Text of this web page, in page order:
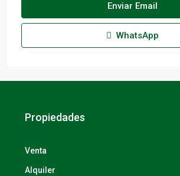
Enviar Email
WhatsApp
Propiedades
Venta
Alquiler